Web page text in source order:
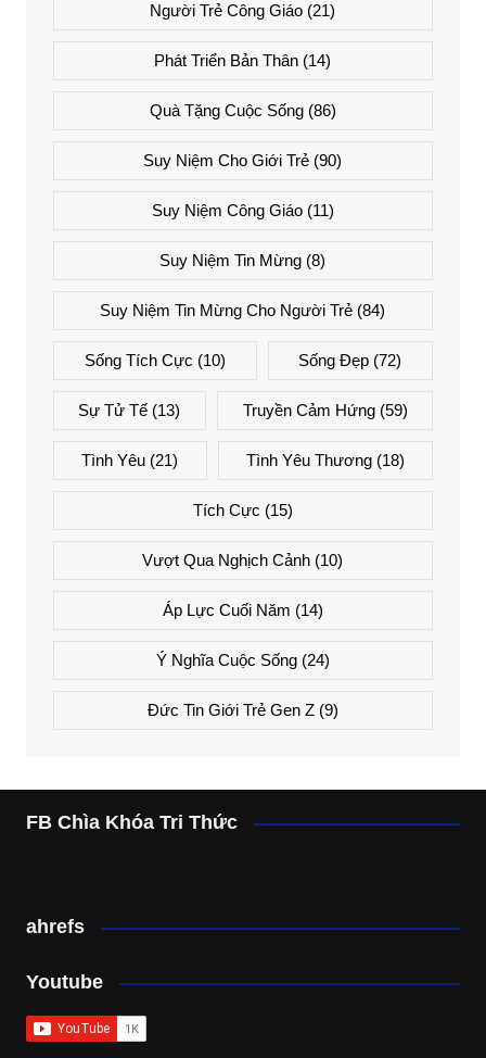
Người Trẻ Công Giáo (21)
Phát Triển Bản Thân (14)
Quà Tặng Cuộc Sống(86)
Suy Niệm Cho Giới Trẻ (90)
Suy Niệm Công Giáo(11)
Suy Niệm Tin Mừng (8)
Suy Niệm Tin Mừng Cho Người Trẻ (84)
Sống Tích Cực (10) Sống Đẹp (72)
Sự Tử Tế (13) Truyền Cảm Hứng(59)
Tình Yêu (21) Tình Yêu Thương(18)
Tích Cực (15)
Vượt Qua Nghịch Cảnh (10)
Áp Lực Cuối Năm (14)
Ý Nghĩa Cuộc Sống(24)
Đức Tin Giới Trẻ Gen Z(9)
FB Chìa Khóa Tri Thức
ahrefs
Youtube